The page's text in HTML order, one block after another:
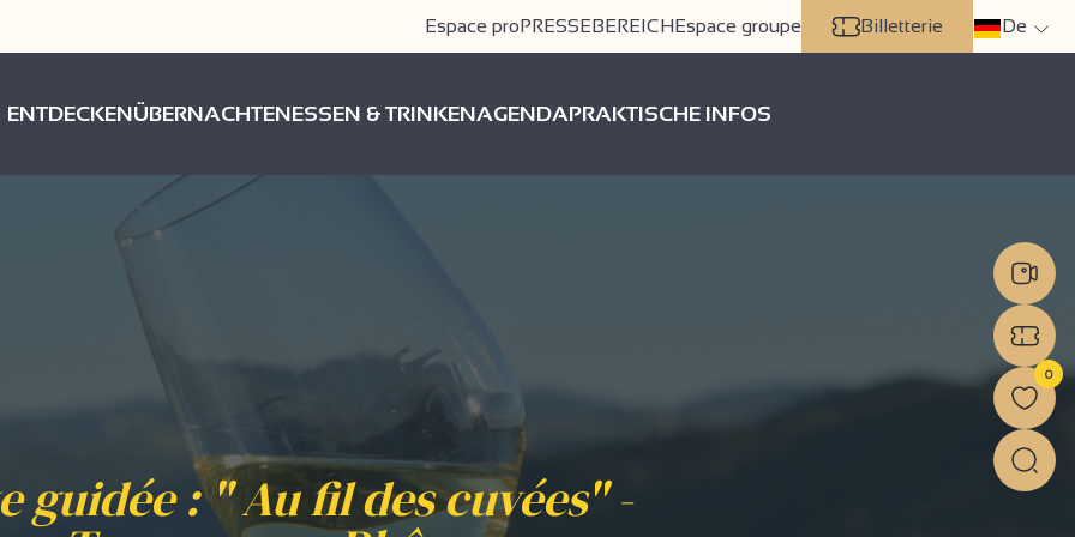
Espace proPRESSEBEREICHEspace groupe Billetterie De
ENTDECKENÜBERNACHTENESSEN & TRINKENAGENDAPRAKTISCHE INFOS
guidée : " Au fil des cuvées" -
0